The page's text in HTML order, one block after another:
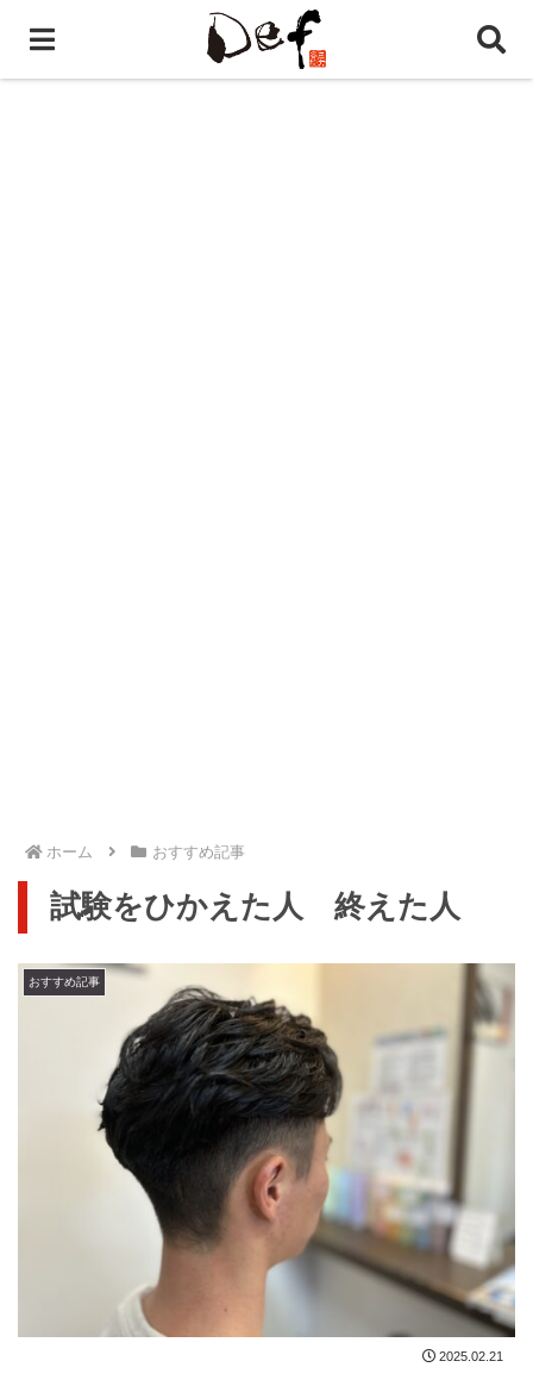
ホーム おすすめ記事
試験をひかえた人 終えた人
おすすめ記事
2025.02.21